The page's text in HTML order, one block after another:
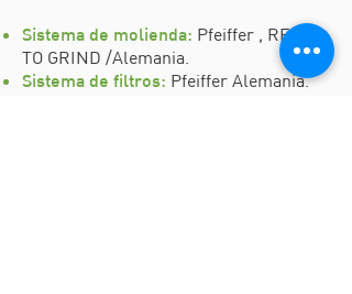
Sistema de molienda: Pfeiffer , READY
TO GRIND /Alemania.
Sistema de filtros: Pfeiffer Alemania.